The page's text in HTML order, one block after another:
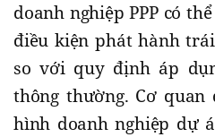
doanh nghiệp PPP có
điều kiện phát hành
so với quy định áp
thông thường. Cơ
hình doanh nghiệp dự